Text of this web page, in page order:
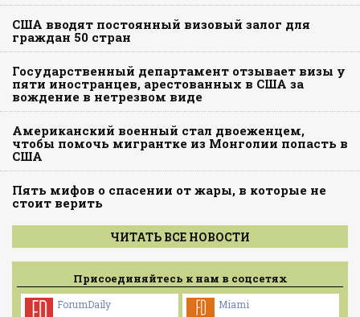
США вводят постоянный визовый залог для
граждан 50 стран
Государственный департамент отзывает визы у
пяти иностранцев, арестованных в США за
вождение в нетрезвом виде
Американский военный стал двоеженцем,
чтобы помочь мигрантке из Монголии попасть в
США
Пять мифов о спасении от жары, в которые не
стоит верить
ЧИТАТЬ ВСЕ НОВОСТИ
Присоединяйтесь к нам в соцсетях
ForumDaily Miami